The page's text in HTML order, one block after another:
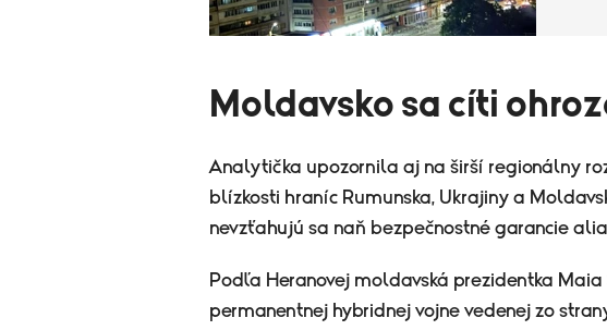
Moldavsko sa cíti
Analytička upozornila aj na širší regionálny
blízkosti hraníc Rumunska, Ukrajiny a
nevzťahujú sa naň bezpečnostné garancie
Podľa Heranovej moldavská prezidentka Maia
permanentnej hybridnej vojne vedenej zo